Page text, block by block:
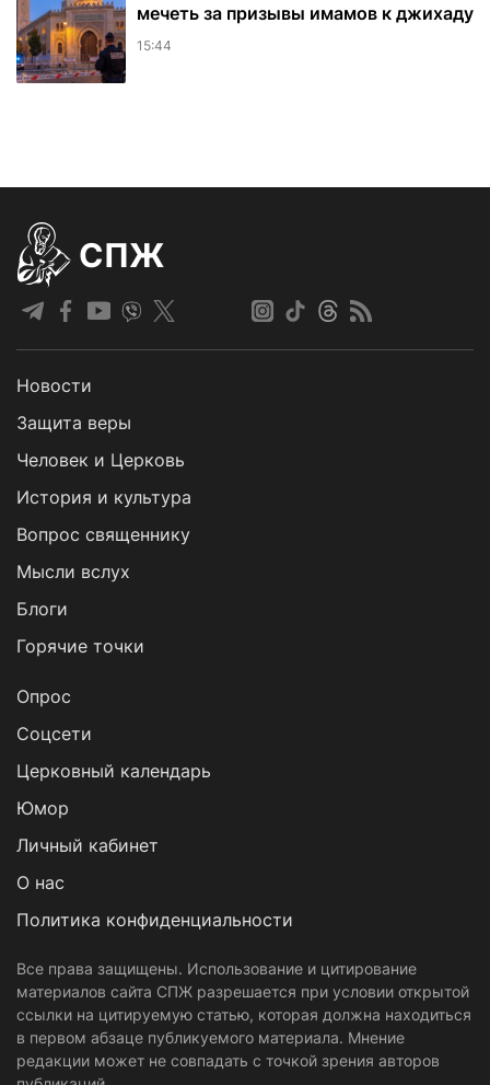
мечеть за призывы имамов к джихаду
15:44
СПЖ
Новости
Защита веры
Человек и Церковь
История и культура
Вопрос священнику
Мысли вслух
Блоги
Горячие точки
Опрос
Cоцсети
Церковный календарь
Юмор
Личный кабинет
О нас
Политика конфиденциальности
Все права защищены. Использование и цитирование
материалов сайта СПЖ разрешается при условии открытой
ссылки на цитируемую статью, которая должна находиться
в первом абзаце публикуемого материала. Мнение
редакции может не совпадать с точкой зрения авторов